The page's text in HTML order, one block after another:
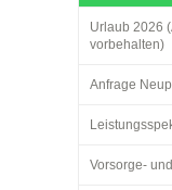
Urlaub 2026
vorbehalten)
Anfrage
Vorsorge-